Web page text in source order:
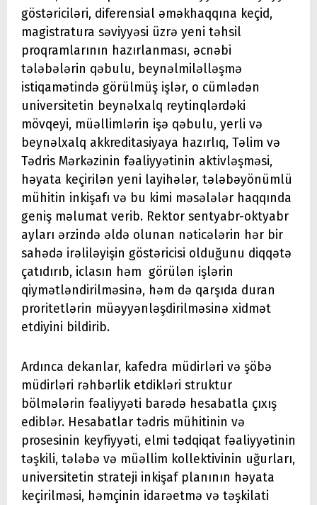
göstəriciləri, diferensial əməkhaqqına keçid,
magistratura səviyyəsi üzrə yeni təhsil
proqramlarının hazırlanması, əcnəbi
tələbələrin qəbulu, beynəlmiləlləşmə
istiqamətində görülmüş işlər, o cümlədən
universitetin beynəlxalq reytinqlərdəki
mövqeyi, müəllimlərin işə qəbulu, yerli və
beynəlxalq akkreditasiyaya hazırlıq, Təlim və
Tədris Mərkəzinin fəaliyyətinin aktivləşməsi,
həyata keçirilən yeni layihələr, tələbəyönümlü
mühitin inkişafı və bu kimi məsələlər haqqında
geniş məlumat verib. Rektor sentyabr-oktyabr
ayları ərzində əldə olunan nəticələrin hər bir
sahədə irəliləyişin göstəricisi olduğunu diqqətə
çatıdırıb, iclasın həm görülən işlərin
qiymətləndirilməsinə, həm də qarşıda duran
proritetlərin müəyyənləşdirilməsinə xidmət
etdiyini bildirib.
Ardınca dekanlar, kafedra müdirləri və şöbə
müdirləri rəhbərlik etdikləri struktur
bölmələrin fəaliyyəti barədə hesabatla çıxış
ediblər. Hesabatlar tədris mühitinin və
prosesinin keyfiyyəti, elmi tədqiqat fəaliyyətinin
təşkili, tələbə və müəllim kollektivinin uğurları,
universitetin strateji inkişaf planının həyata
keçirilməsi, həmçinin idarəetmə və təşkilati